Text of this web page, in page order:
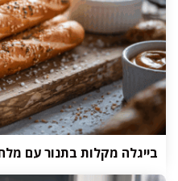
בייגלה מקלות בתנור עם מלח